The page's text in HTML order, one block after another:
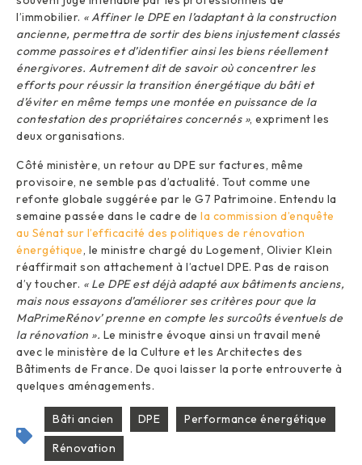
l’immobilier. « Affiner le DPE en l’adaptant à la construction
ancienne, permettra de sortir des biens injustement classés
comme passoires et d’identifier ainsi les biens réellement
énergivores. Autrement dit de savoir où concentrer les
efforts pour réussir la transition énergétique du bâti et
d’éviter en même temps une montée en puissance de la
contestation des propriétaires concernés », expriment les
deux organisations.
Côté ministère, un retour au DPE sur factures, même
provisoire, ne semble pas d’actualité. Tout comme une
refonte globale suggérée par le G7 Patrimoine. Entendu la
semaine passée dans le cadre de la commission d’enquête
au Sénat sur l’efficacité des politiques de rénovation
énergétique, le ministre chargé du Logement, Olivier Klein
réaffirmait son attachement à l’actuel DPE. Pas de raison
d’y toucher. « Le DPE est déjà adapté aux bâtiments anciens,
mais nous essayons d’améliorer ses critères pour que la
MaPrimeRénov’ prenne en compte les surcoûts éventuels de
la rénovation ». Le ministre évoque ainsi un travail mené
avec le ministère de la Culture et les Architectes des
Bâtiments de France. De quoi laisser la porte entrouverte à
quelques aménagements.
Bâti ancien DPE
Performance énergétique
Rénovation